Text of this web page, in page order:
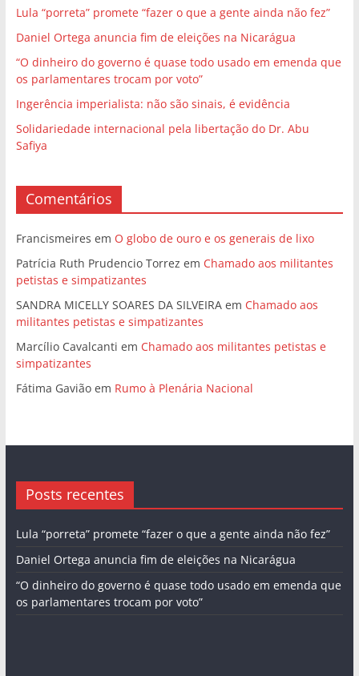
Lula “porreta” promete “fazer o que a gente ainda não fez”
Daniel Ortega anuncia fim de eleições na Nicarágua
“O dinheiro do governo é quase todo usado em emenda que
os parlamentares trocam por voto”
Ingerência imperialista: não são sinais, é evidência
Solidariedade internacional pela libertação do Dr. Abu
Safiya
Comentários
Francismeires em O globo de ouro e os generais de lixo
Patrícia Ruth Prudencio Torrez em Chamado aos militantes
petistas e simpatizantes
SANDRA MICELLY SOARES DA SILVEIRAem Chamado aos
militantes petistas e simpatizantes
Marcílio Cavalcanti em Chamado aos militantes petistas e
simpatizantes
Fátima Gaviãoem Rumo à Plenária Nacional
Posts recentes
Lula “porreta” promete “fazer o que a gente ainda não fez”
Daniel Ortega anuncia fim de eleições na Nicarágua
“O dinheiro do governo é quase todo usado em emenda que
os parlamentares trocam por voto”